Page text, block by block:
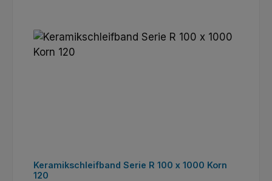
Keramikschleifband Serie R 100 x 1000 Korn
120